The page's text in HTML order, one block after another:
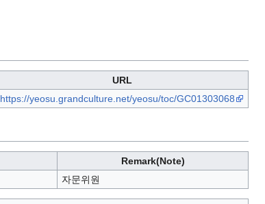
URL
https://yeosu.grandculture.net/yeosu/toc/GC01303068
Remark(Note)
자문위원